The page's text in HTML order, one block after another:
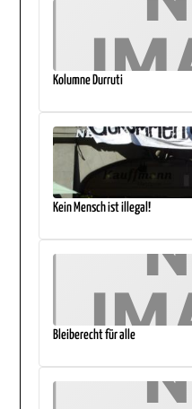
Kolumne Durruti
Kein Mensch ist illegal!
Bleiberecht für alle